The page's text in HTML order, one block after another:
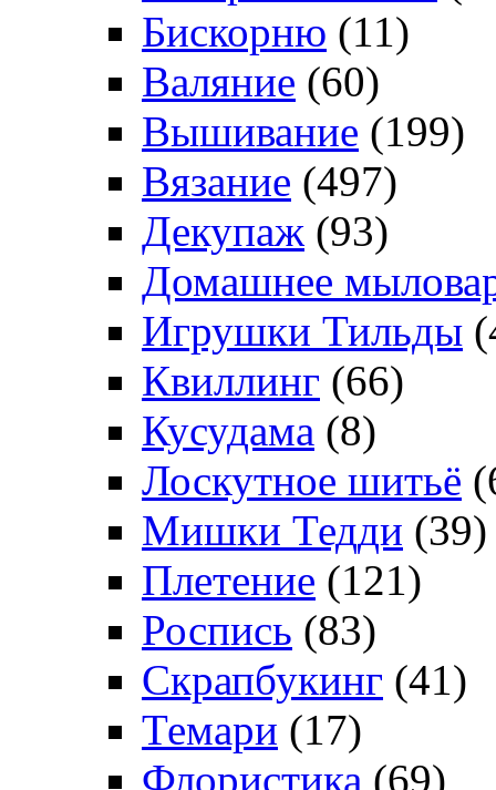
Бискорню (11)
Валяние (60)
Вышивание (199)
Вязание (497)
Декупаж (93)
Домашнее
Игрушки Тильды
Квиллинг (66)
Кусудама (8)
Лоскутное шитьё
Мишки Тедди (39)
Плетение (121)
Роспись (83)
Скрапбукинг (41)
Темари (17)
Флористика (69)